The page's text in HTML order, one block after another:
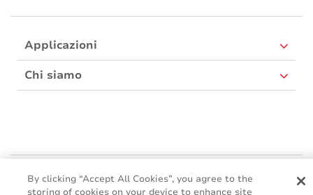
Applicazioni
Chi siamo
Mactac Europe
Boulevard Kennedy - B-7060 SOIGNIES
By clicking “Accept All Cookies”, you agree to the
storing of cookies on your device to enhance site